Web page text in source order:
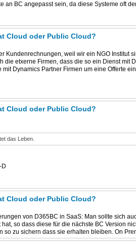
an BC angepasst sein, da diese Systeme oft
Cloud oder Public Cloud?
Kundenrechnungen, weil wir ein NGO Institut
die etxerne Firmen, dass die so ein Dienst mit
mit Dynamics Partner Firmen um eine Offerte
Cloud oder Public Cloud?
das Leben.
Cloud oder Public Cloud?
von D365BC in SaaS: Man sollte sich
so dass diese für die nächste BC Version
so zu sichern dass sie erhalten bleiben. On